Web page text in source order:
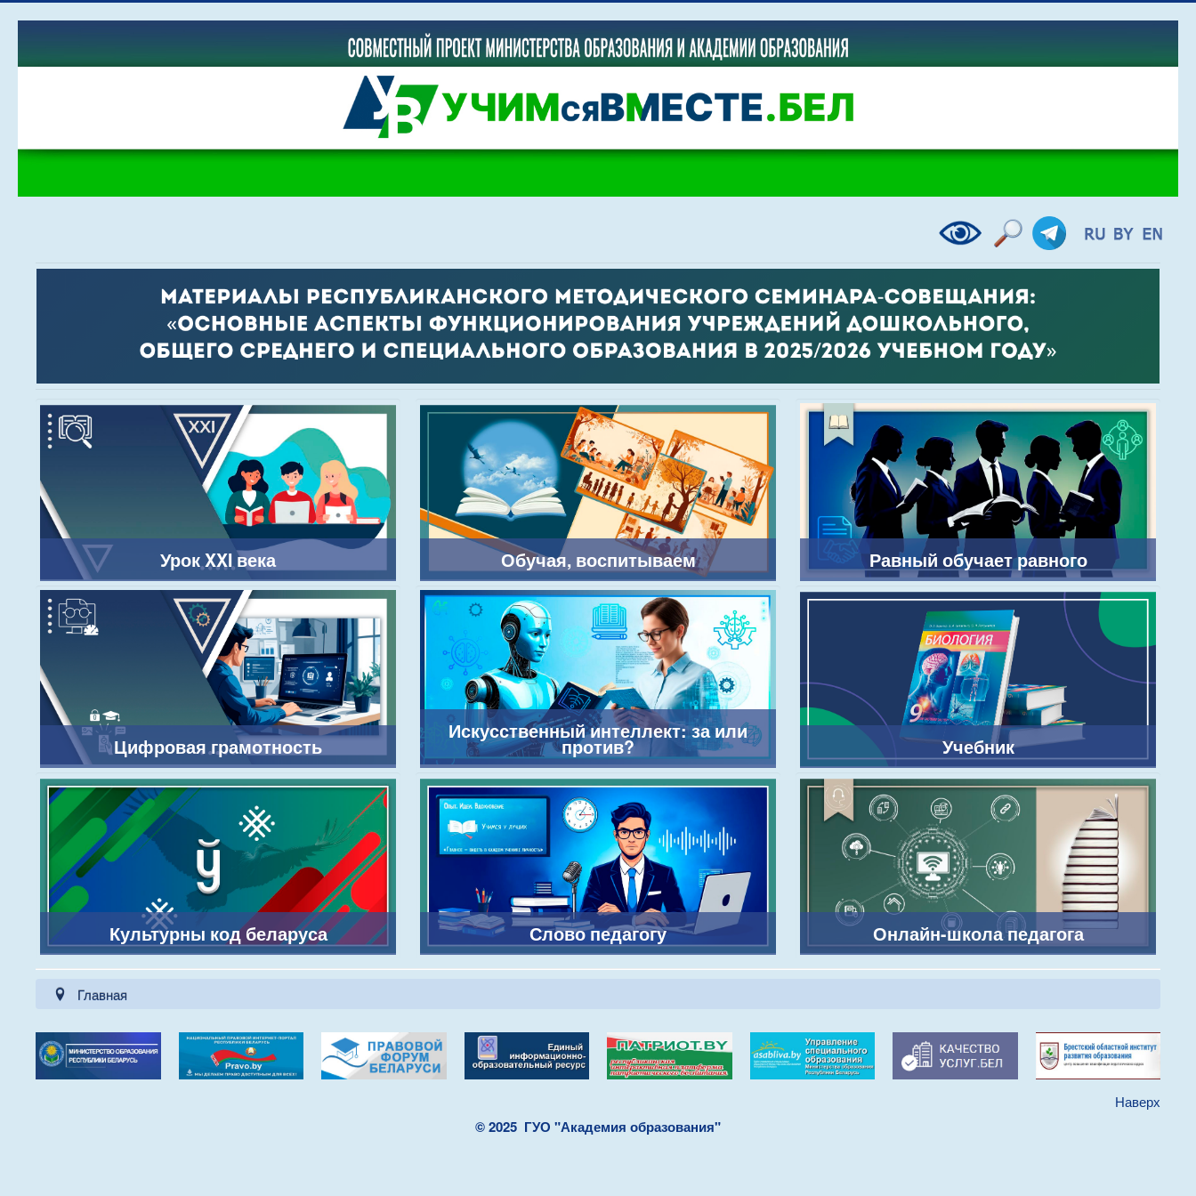
Урок XXI века
Цифровая грамотность
Культурны код беларуса
Обучая, воспитываем
Искусственный интеллект: за или
против?
Слово педагогу
Равный обучает равного
Учебник
Онлайн-школа педагога
Главная
Наверх
© 2025 ГУО "Академия образования"